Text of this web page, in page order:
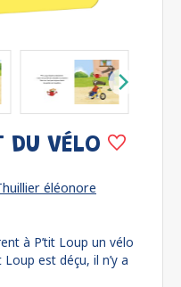
DU VÉLO
éléonore
à P’tit Loup un vélo
Loup est déçu, il n’y a